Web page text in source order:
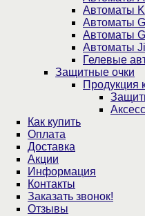
Автоматы
Автоматы
Автоматы
Автоматы
Гелевые
Защитные очки
Продукция
Как купить
Оплата
Доставка
Акции
Информация
Контакты
Заказать звонок!
Отзывы